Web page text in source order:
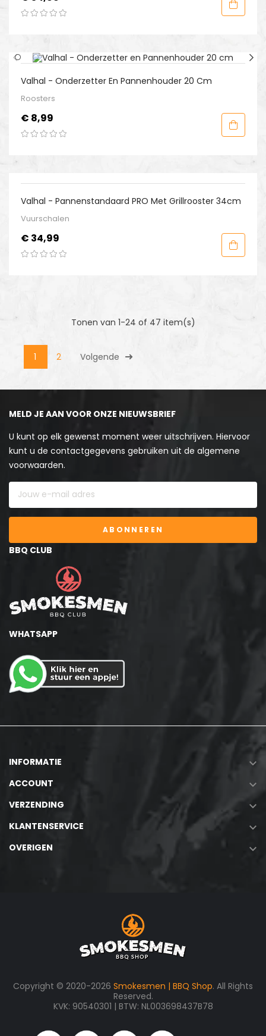
Valhal - Onderzetter En Pannenhouder 20 Cm
Roosters
Prijs
€ 8,99
Valhal - Pannenstandaard PRO Met Grillrooster 34cm
Vuurschalen
Prijs
€ 34,99
Tonen van 1-24 of 47 item(s)
1 2 Volgende
MELD JE AAN VOOR ONZE NIEUWSBRIEF
U kunt op elk gewenst moment weer uitschrijven. Hiervoor
kunt u de contactgegevens gebruiken uit de algemene
voorwaarden.
ABONNEREN
BBQ CLUB
WHATSAPP
INFORMATIE 
ACCOUNT 
VERZENDING 
KLANTENSERVICE 
OVERIGEN 
Copyright © 2020-2026 Smokesmen | BBQ Shop. All Rights
Reserved.
KVK: 90540301 | BTW: NL003698437B78